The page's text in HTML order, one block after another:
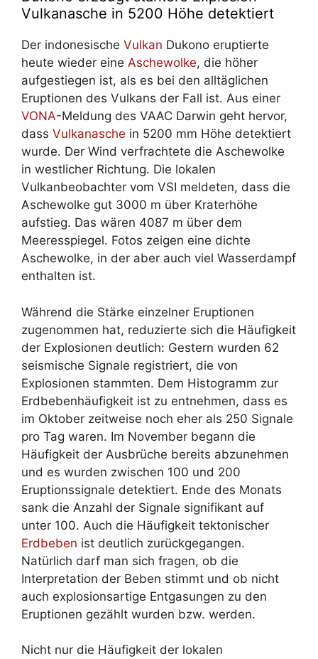
Vulkanasche in 5200 Höhe detektiert
Der indonesische Vulkan Dukono eruptierte
heute wieder eine Aschewolke, die höher
aufgestiegen ist, als es bei den alltäglichen
Eruptionen des Vulkans der Fall ist. Aus einer
VONA-Meldung des VAAC Darwin geht hervor,
dass Vulkanasche in 5200 mm Höhe detektiert
wurde. Der Wind verfrachtete die Aschewolke
in westlicher Richtung. Die lokalen
Vulkanbeobachter vom VSI meldeten, dass die
Aschewolke gut 3000 m über Kraterhöhe
aufstieg. Das wären 4087 m über dem
Meeresspiegel. Fotos zeigen eine dichte
Aschewolke, in der aber auch viel Wasserdampf
enthalten ist.
Während die Stärke einzelner Eruptionen
zugenommen hat, reduzierte sich die Häufigkeit
der Explosionen deutlich: Gestern wurden 62
seismische Signale registriert, die von
Explosionen stammten. Dem Histogramm zur
Erdbebenhäufigkeit ist zu entnehmen, dass es
im Oktober zeitweise noch eher als 250 Signale
pro Tag waren. Im November begann die
Häufigkeit der Ausbrüche bereits abzunehmen
und es wurden zwischen 100 und 200
Eruptionssignale detektiert. Ende des Monats
sank die Anzahl der Signale signifikant auf
unter 100. Auch die Häufigkeit tektonischer
Erdbeben ist deutlich zurückgegangen.
Natürlich darf man sich fragen, ob die
Interpretation der Beben stimmt und ob nicht
auch explosionsartige Entgasungen zu den
Eruptionen gezählt wurden bzw. werden.
Nicht nur die Häufigkeit der lokalen